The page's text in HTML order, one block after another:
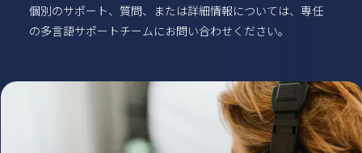
個別のサポート、質問、または詳細情報については、専任
の多言語サポートチームにお問い合わせください。